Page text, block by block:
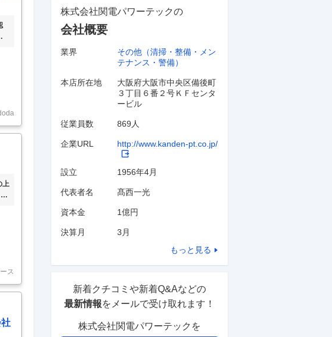
上
ス
株式会社関電パワーテックの
会社概要
業界
その他（清掃・整備・メン
テナンス・警備）
本店所在地
大阪府大阪市中央区備後町
３丁目６番２号ＫＦセンタ
ービル
従業員数 869人
企業URL http://www.kanden-pt.co.jp/
設立 1956年4月
代表者名 髙西一光
資本金 1億円
決算月 3月
もっと見る
新着クチコミや新着Q&Aなどの
最新情報をメールで受け取れます！
株式会社関電パワーテック を